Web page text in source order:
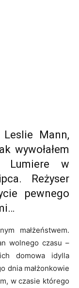
Leslie Mann,
wywołałem
Lumiere w
Reżyser
pewnego
małżeństwem.
wolnego czasu –
domowa idylla
dnia małżonkowie
w czasie którego